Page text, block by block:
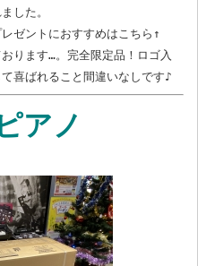
した。
ゼントにおすすめはこちら↑
ります…。完全限定品！ロゴ入
アノ